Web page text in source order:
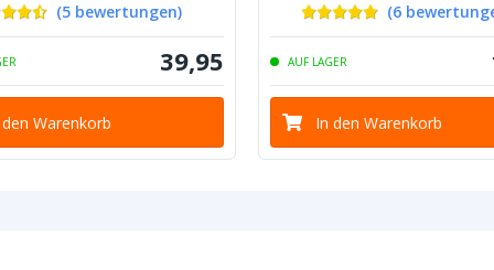
Dicke LED
(5 bewertungen)
39,95
Warenkorb
(6
AUF LAGER
In den Warenkorb